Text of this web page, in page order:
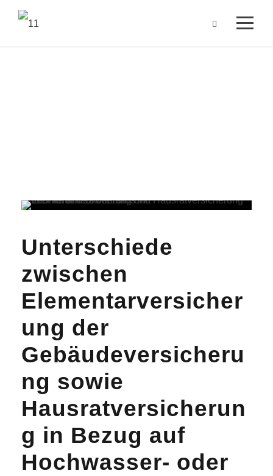
Unterschiede
zwischen
Elementarversicher
ung der
Gebäudeversicheru
ng sowie
Hausratversicherun
g in Bezug auf
Hochwasser- oder